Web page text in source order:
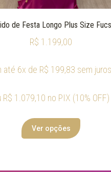
de Festa Longo Plus Size
R$ 1.199,00
até 6x de R$ 199,83 sem juros
R$ 1.079,10 no PIX (10% OFF)
Ver opções